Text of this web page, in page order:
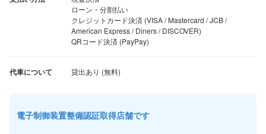
ローン・分割払い
クレジットカード決済 (VISA / Mastercard / JCB /
American Express / Diners / DISCOVER)
QRコード決済 (PayPay)
代車について
電子制御装置整備認証取得店舗です